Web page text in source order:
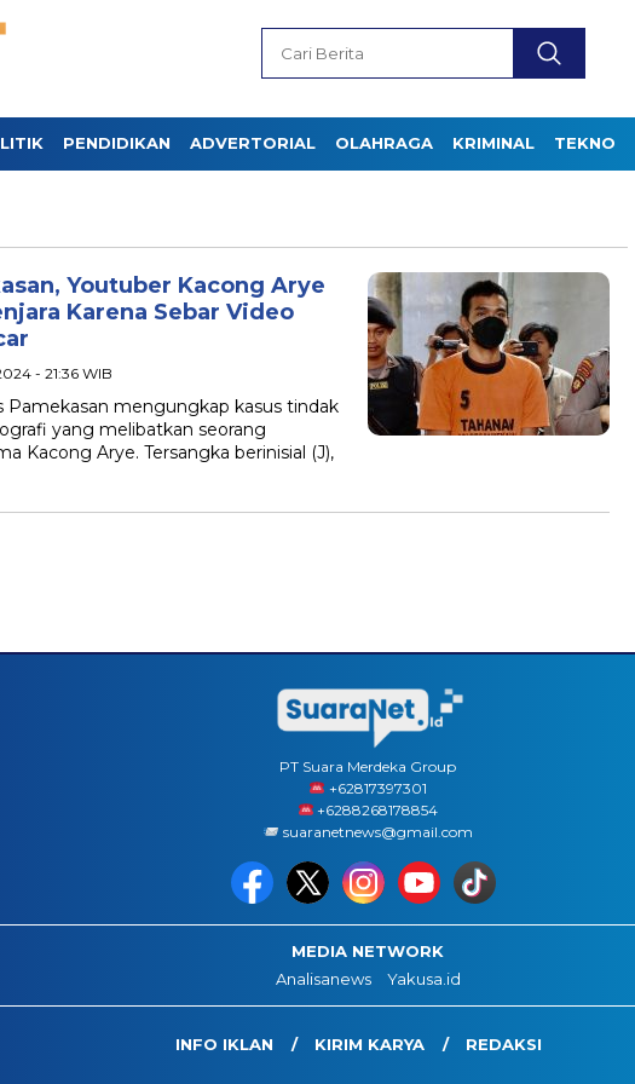
PENDIDIKAN ADVERTORIAL OLAHRAGA KRIMINAL TEKNO
Youtuber Kacong Arye
Karena Sebar Video
- 21:36 WIB
Pamekasan mengungkap kasus tindak
yang melibatkan seorang
Kacong Arye. Tersangka berinisial (J),
PT Suara Merdeka Group
‪+62817397301
+6288268178854
suaranetnews@gmail.com
MEDIA NETWORK
Analisanews
Yakusa.id
INFO IKLAN KIRIM KARYA REDAKSI